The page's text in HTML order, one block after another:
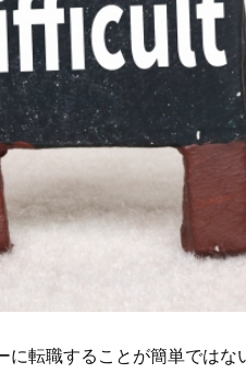
に転職することが簡単では